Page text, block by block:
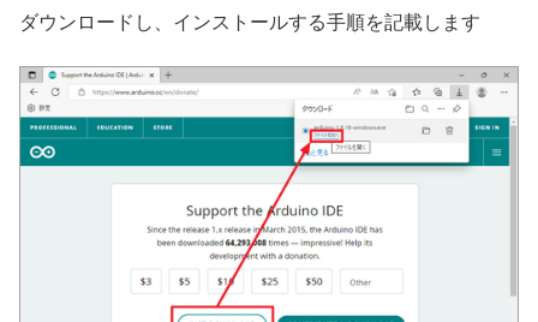
ダウンロードし、インストールする手順を記載します